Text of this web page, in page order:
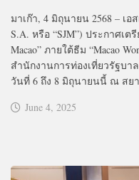
มาเก๊า, 4 มิถุนายน 2568 – เอ
S.A. หรือ “SJM”) ประกาศเต
Macao” ภายใต้ธีม “Macao
สำนักงานการท่องเที่ยวรัฐบา
วันที่ 6 ถึง 8 มิถุนายนนี้ ณ สย
June 4, 2025